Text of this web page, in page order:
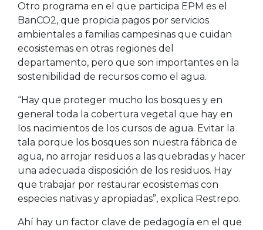
Otro programa en el que participa EPM es el
BanCO2, que propicia pagos por servicios
ambientales a familias campesinas que cuidan
ecosistemas en otras regiones del
departamento, pero que son importantes en la
sostenibilidad de recursos como el agua.
“Hay que proteger mucho los bosques y en
general toda la cobertura vegetal que hay en
los nacimientos de los cursos de agua. Evitar la
tala porque los bosques son nuestra fábrica de
agua, no arrojar residuos a las quebradas y hacer
una adecuada disposición de los residuos. Hay
que trabajar por restaurar ecosistemas con
especies nativas y apropiadas”, explica Restrepo.
Ahí hay un factor clave de pedagogía en el que